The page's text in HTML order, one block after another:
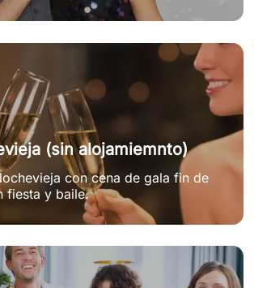
(sin alojamiemnto)
con cena de gala fin de
fiesta y baile.